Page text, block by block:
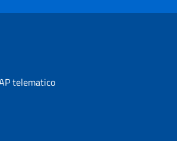
telematico